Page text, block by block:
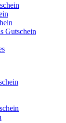
Gutschein